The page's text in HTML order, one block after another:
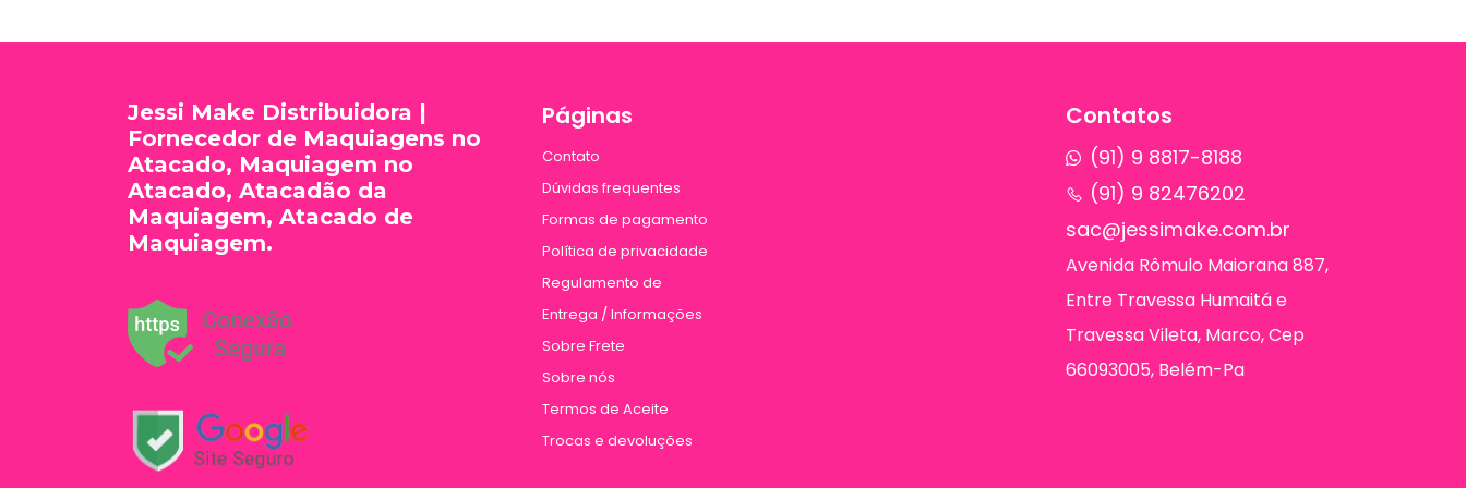
Contatos
(91) 9 8817-8188
(91) 9 82476202
sac@jessimake.com.br
Avenida Rômulo Maiorana 887,
Entre Travessa Humaitá e
Travessa Vileta, Marco, Cep
66093005, Belém-Pa
Páginas
Contato
Dúvidas frequentes
Formas de pagamento
Política de privacidade
Regulamento de
Entrega / Informações
Sobre Frete
Sobre nós
Termos de Aceite
Trocas e devoluções
Jessi Make Distribuidora |
Fornecedor de Maquiagens no
Atacado, Maquiagem no
Atacado, Atacadão da
Maquiagem, Atacado de
Maquiagem.